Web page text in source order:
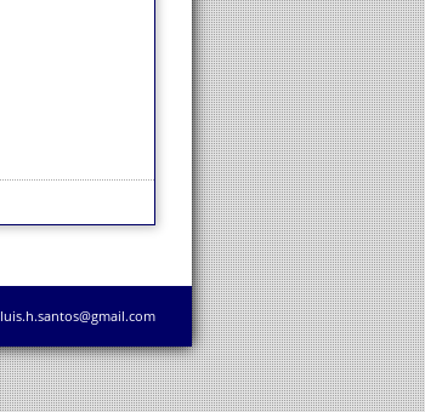
luis.h.santos@gmail.com